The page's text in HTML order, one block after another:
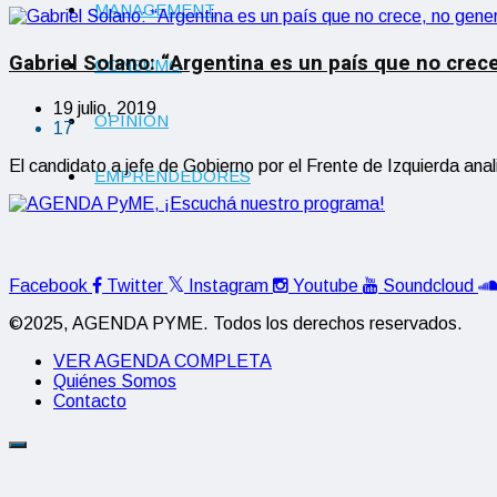
MANAGEMENT
CONSUMO
OPINIÓN
EMPRENDEDORES
Gabriel Solano: “Argentina es un país que no
19 julio, 2019
17
El candidato a jefe de Gobierno por el Frente de Izquierda
Facebook Twitter Instagram Youtube
Soundcloud
©2025, AGENDA PYME. Todos los derechos reservados.
VER AGENDA COMPLETA
Quiénes Somos
Contacto